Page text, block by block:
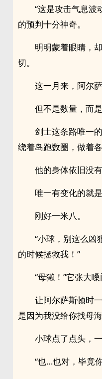
“这是攻击气息波
的预判十分神奇。
明明蒙着眼睛，
切。
这一月来，阿尔
但不是数量，而是
剑士这条路唯一
绕着岛跑数圈，做着
他的身体依旧没
唯一有变化的就
刚好一米八。
“小球，别这么凶
的时候拯救我！”
“母獭！”它张大
让阿尔萨斯顿时
是因为我没给你找母
小球点了点头，
“也…也对，毕竟